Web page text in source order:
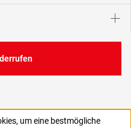
um eine bestmögliche